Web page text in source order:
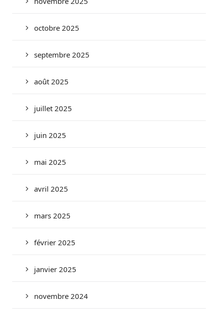
octobre 2025
septembre 2025
août 2025
juillet 2025
juin 2025
mai 2025
avril 2025
mars 2025
février 2025
janvier 2025
novembre 2024